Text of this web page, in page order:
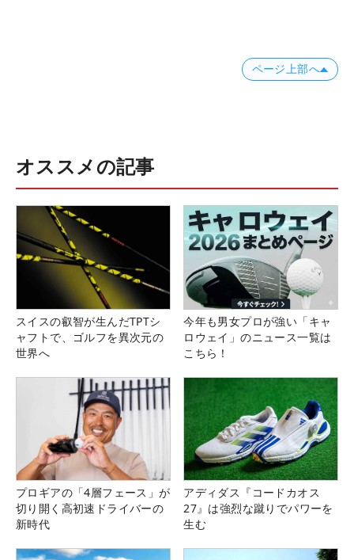
ページ上部へ
オススメの記事
スイスの叡智が生んだTPTシ
ャフトで、ゴルフを異次元の
世界へ
今年も男女プロが強い「キャ
ロウェイ」のニュース一覧は
こちら！
プロギアの「4層フェース」が
切り開く高初速ドライバーの
新時代
アディダス『コードカオス
27』は強烈な蹴りでパワーを
生む